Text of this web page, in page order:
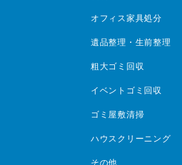
オフィス家具処分
遺品整理・生前整理
粗大ゴミ回収
イベントゴミ回収
ゴミ屋敷清掃
ハウスクリーニング
その他